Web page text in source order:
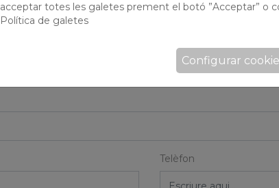
Telèfon
acceptar totes les galetes prement el botó ”Acceptar” o
Política de galetes
Configurar